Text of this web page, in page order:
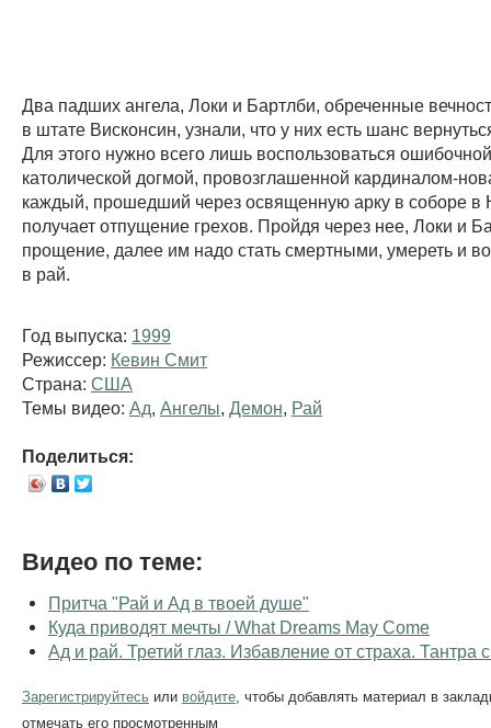
Два падших ангела, Локи и Бартлби, обреченные
в штате Висконсин, узнали, что у них есть шанс
Для этого нужно всего лишь воспользоваться
католической догмой, провозглашенной кардиналом-
каждый, прошедший через освященную арку в соборе
получает отпущение грехов. Пройдя через нее, Локи и
прощение, далее им надо стать смертными, умереть и
в рай.
Год выпуска: 1999
Режиссер: Кевин Смит
Страна: США
Темы видео: Ад Ангелы Демон Рай
Поделиться:
Видео по теме:
Притча "Рай и Ад в твоей душе"
Куда приводят мечты / What Dreams May Come
Ад и рай. Третий глаз. Избавление от страха. Тантра
Зарегистрируйтесь или войдите , чтобы добавлять материал в
отмечать его просмотренным